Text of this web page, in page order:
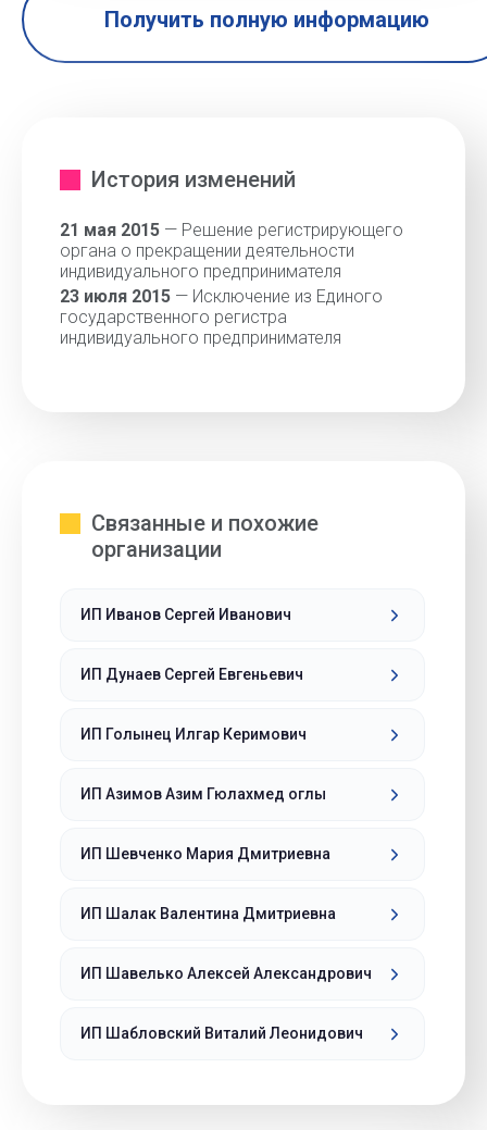
Получить полную информацию
История изменений
21 мая 2015 — Решение регистрирующего
органа о прекращении деятельности
индивидуального предпринимателя
23 июля 2015 — Исключение из Единого
государственного регистра
индивидуального предпринимателя
Связанные и похожие
организации
ИП Иванов Сергей Иванович
ИП Дунаев Сергей Евгеньевич
ИП Голынец Илгар Керимович
ИП Азимов Азим Гюлахмед оглы
ИП Шевченко Мария Дмитриевна
ИП Шалак Валентина Дмитриевна
ИП Шавелько Алексей Александрович
ИП Шабловский Виталий Леонидович